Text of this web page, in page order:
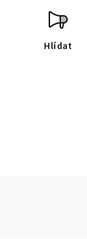
Hlídat